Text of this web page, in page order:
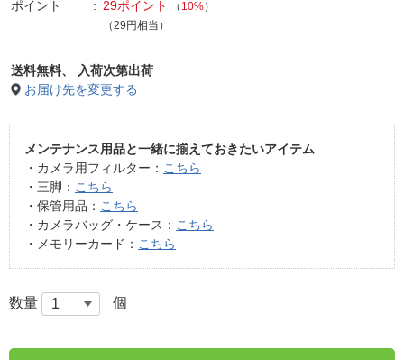
ポイント 29ポイント （ 10%）
（29円相当）
送料無料、
入荷次第出荷
お届け先を変更する
メンテナンス用品と一緒に揃えておきたいアイテム
・カメラ用フィルター： こちら
・三脚： こちら
・保管用品： こちら
・カメラバッグ・ケース： こちら
・メモリーカード： こちら
数量 個